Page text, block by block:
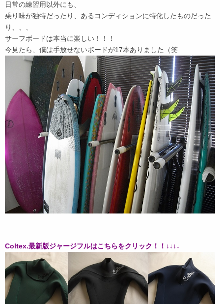
日常の練習用以外にも、
乗り味が独特だったり、あるコンディションに特化したものだった
り、、、
サーフボードは本当に楽しい！！！
今見たら、僕は手放せないボードが17本ありました（笑
Coltex.最新版ジャージフルはこちらをクリック！！↓↓↓↓